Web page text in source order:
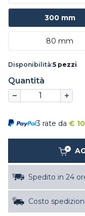
300 mm
80 mm
Disponibilità:5 pezzi
Quantità
3 rate da €
Spedito in 24
Costo